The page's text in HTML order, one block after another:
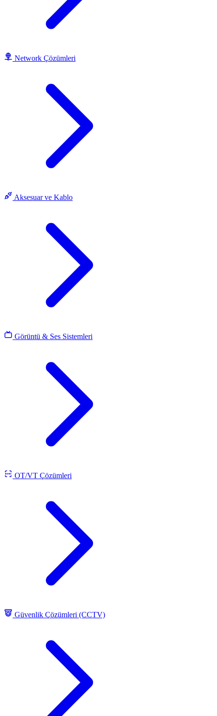
Network Çözümleri
Aksesuar ve Kablo
Görüntü & Ses Sistemleri
OT/VT Çözümleri
Güvenlik Çözümleri (CCTV)